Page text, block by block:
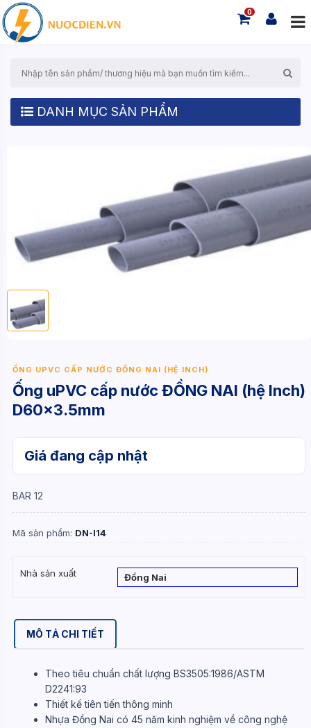
0
DANH MỤC SẢN PHẨM
ỐNG UPVC CẤP NƯỚC ĐỒNG NAI (HỆ INCH)
Ống uPVC cấp nước ĐỒNG NAI (hệ Inch)
D60x3.5mm
Giá đang cập nhật
BAR 12
Mã sản phẩm: DN-I14
Nhà sản xuất Đồng Nai
MÔ TẢ CHI TIẾT
Theo tiêu chuẩn chất lượng BS3505:1986/ASTM
D2241:93
Thiết kế tiên tiến thông minh
Nhựa Đồng Nai có 45 năm kinh nghiệm về công nghệ